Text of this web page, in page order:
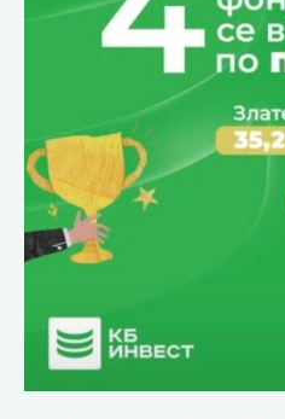
фондови
првата
половина
2025?